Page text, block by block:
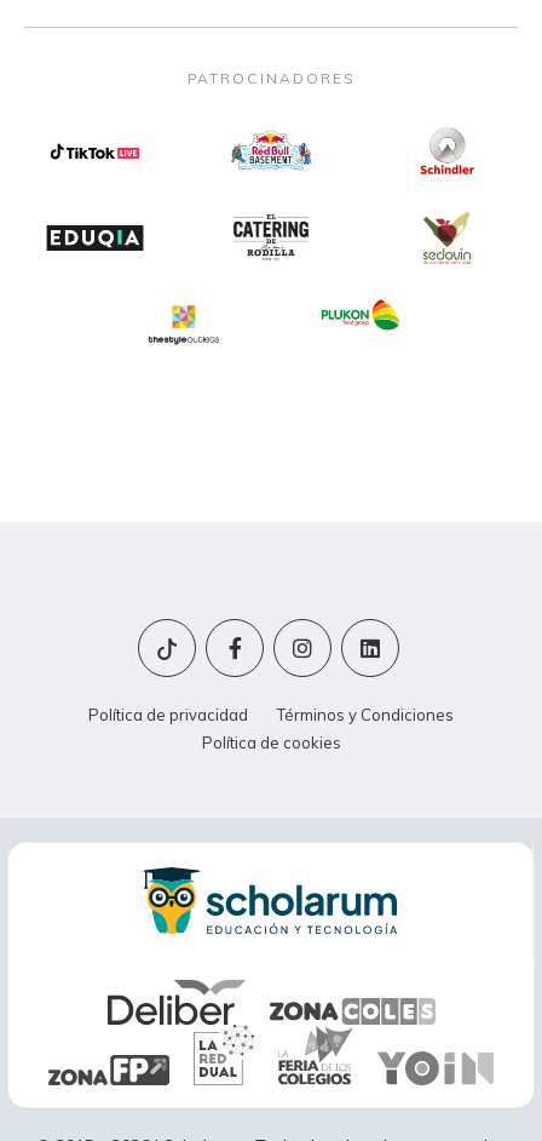
PATROCINADORES
Política de privacidad
Términos y Condiciones
Política de cookies